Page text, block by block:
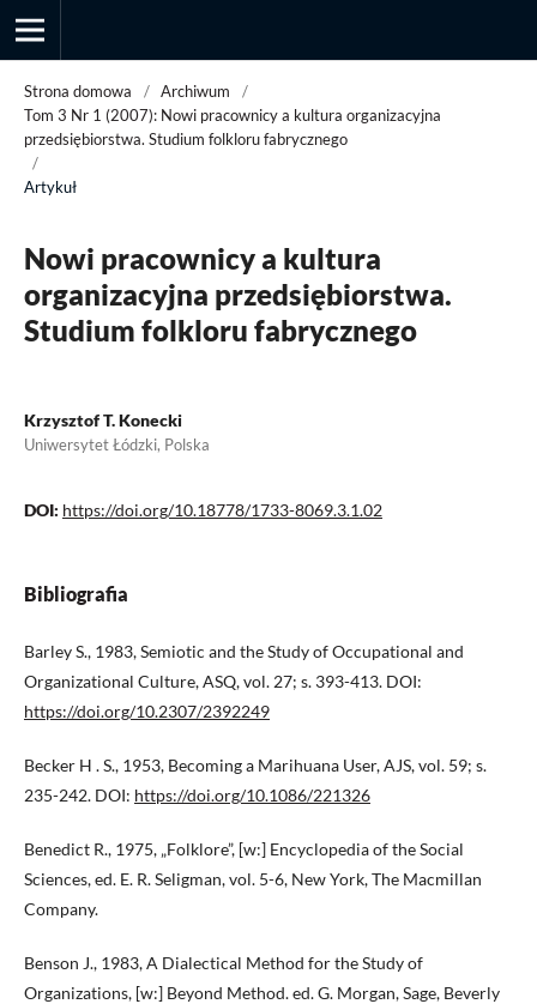
Strona domowa / Archiwum
/
Tom 3 Nr 1 (2007): Nowi pracownicy a kultura organizacyjna
przedsiębiorstwa. Studium folkloru fabrycznego
/
Artykuł
Nowi pracownicy a kultura
organizacyjna przedsiębiorstwa.
Studium folkloru fabrycznego
Krzysztof T. Konecki
Uniwersytet Łódzki, Polska
DOI: https://doi.org/10.18778/1733-8069.3.1.02
Bibliografia
Barley S., 1983, Semiotic and the Study of Occupational and
Organizational Culture, ASQ, vol. 27; s. 393-413. DOI:
https://doi.org/10.2307/2392249
Becker H . S., 1953, Becoming a Marihuana User, AJS, vol. 59; s.
235-242. DOI: https://doi.org/10.1086/221326
Benedict R., 1975, „Folklore”, [w:] Encyclopedia of the Social
Sciences, ed. E. R. Seligman, vol. 5-6, New York, The Macmillan
Company.
Benson J., 1983, A Dialectical Method for the Study of
Organizations, [w:] Beyond Method. ed. G. Morgan, Sage, Beverly